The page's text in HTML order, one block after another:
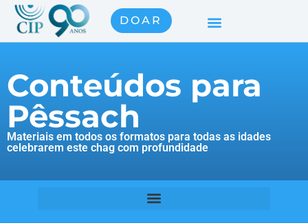
DOAR
Conteúdos para
Pêssach
Materiais em todos os formatos para todas as idades
celebrarem este chag com profundidade